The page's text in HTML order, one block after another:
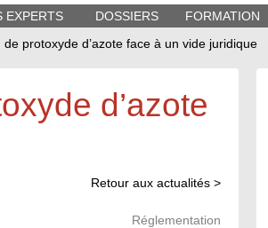
EXPERTS DOSSIERS FORMATION
protoxyde d’azote face à un vide juridique
d’azote
Retour aux actualités >
Réglementation